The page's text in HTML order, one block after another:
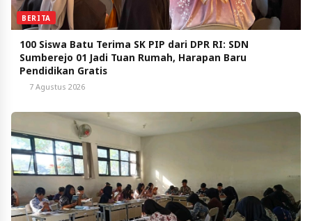
BERITA
100 Siswa Batu Terima SK PIP dari DPR RI: SDN
Sumberejo 01 Jadi Tuan Rumah, Harapan Baru
Pendidikan Gratis
7 Agustus 2026